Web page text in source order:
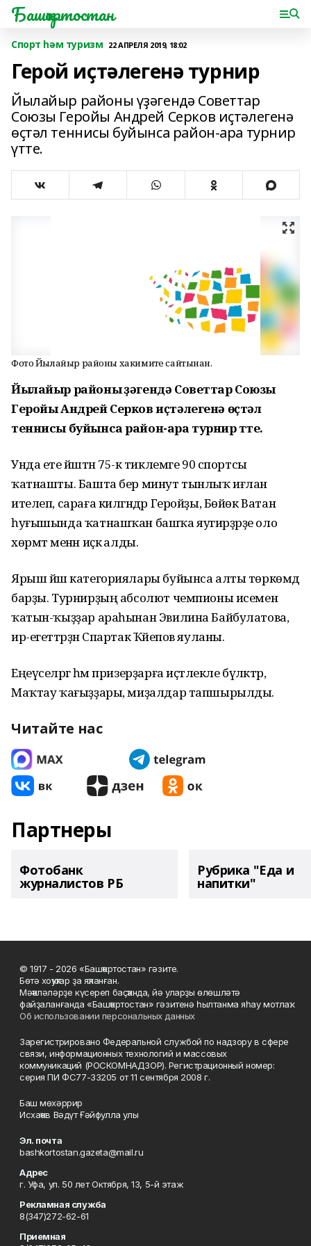
Башҡортостан
Спорт һәм туризм 22 АПРЕЛЯ 2019, 18:02
Герой иҫтәлегенә турнир
Йылайыр районы үҙәгендә Советтар
Союзы Геройы Андрей Серков иҫтәлегенә
өҫтәл теннисы буйынса район-ара турнир
үтте.
Фото Йылайыр районы хакимиәте сайтынан.
Йылайыр районы үҙәгендә Советтар Союзы
Геройы Андрей Серков иҫтәлегенә өҫтәл
теннисы буйынса район-ара турнир үтте.
Унда ете йәштән 75-кә тиклемге 90 спортсы
ҡатнашты. Башта бер минут тынлыҡ иғлан
ителеп, сараға килгәндәр Геройҙы, Бөйөк Ватан
һуғышында ҡатнашҡан башҡа яугирҙәрҙе оло
хөрмәт менән иҫкә алды.
Ярыш йәш категориялары буйынса алты төркөмдә
барҙы. Турнирҙың абсолют чемпионы исемен
ҡатын-ҡыҙҙар араһынан Эвилина Байбулатова,
ир-егеттәрҙән Спартак Ҡәйепов яуланы.
Еңеүселәргә һәм призерҙарға иҫтәлекле бүләктәр,
Маҡтау ҡағыҙҙары, миҙалдар тапшырылды.
Читайте нас
Партнеры
Фотобанк
журналистов РБ
Рубрика "Еда и
напитки"
© 1917 - 2026 «Башҡортостан» гәзите.
Бөтә хоҡуҡтар ҙа яҡланған.
Мәҡәләләрҙе күсереп баҫҡанда, йә уларҙы өлөшләтә
файҙаланғанда «Башҡортостан» гәзитенә һылтанма яһау мотлаҡ.
Об использовании персональных данных
Зарегистрировано Федеральной службой по надзору в сфере
связи, информационных технологий и массовых
коммуникаций (РОСКОМНАДЗОР). Регистрационный номер:
серия ПИ ФС77-33205 от 11 сентября 2008 г.
Баш мөхәррир
Исхаҡов Вәдүт Ғәйфулла улы
Эл. почта
bashkortostan.gazeta@mail.ru
Адрес
г. Уфа, ул. 50 лет Октября, 13, 5-й этаж
Рекламная служба
8(347)272-62-61
Приемная